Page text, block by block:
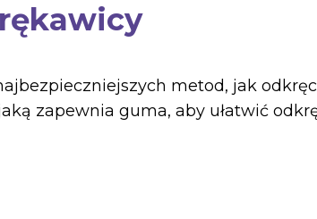
metod, jak
zapewnia guma, aby ułatwić